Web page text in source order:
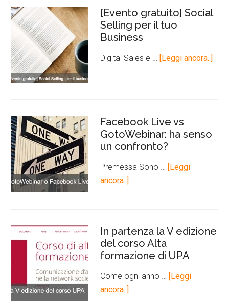
[Evento gratuito] Social
Selling per il tuo
Business
Digital Sales e … [Leggi ancora..]
Facebook Live vs
GotoWebinar: ha senso
un confronto?
Premessa Sono …
[Leggi
ancora..]
In partenza la V edizione
del corso Alta
formazione di UPA
Come ogni anno …
[Leggi
ancora..]